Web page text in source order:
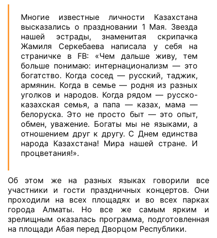
Многие известные личности Казахстана
высказались о праздновании 1 Мая. Звезда
нашей эстрады, знаменитая скрипачка
Жамиля Серкебаева написала у себя на
страничке в FB: «Чем дальше живу, тем
больше понимаю: интернационализм — это
богатство. Когда сосед — русский, таджик,
армянин. Когда в семье — родня из разных
уголков и народов. Когда рядом — русско-
казахская семья, а папа — казах, мама —
белоруска. Это не просто быт — это опыт,
обмен, уважение. Богаты мы не языками, а
отношением друг к другу. С Днем единства
народа Казахстана! Мира нашей стране. И
процветания!».
Об этом же на разных языках говорили все
участники и гости праздничных концертов. Они
проходили на всех площадях и во всех парках
города Алматы. Но все же самым ярким и
зрелищным оказалась программа, подготовленная
на площади Абая перед Дворцом Республики.